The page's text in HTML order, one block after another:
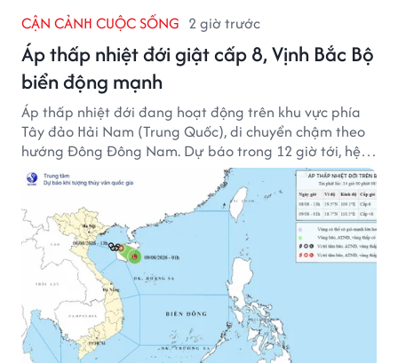
CẬN CẢNH CUỘC SỐNG 2 giờ trước
Áp thấp nhiệt đới giật cấp 8, Vịnh Bắc Bộ
biển động mạnh
Áp thấp nhiệt đới đang hoạt động trên khu vực phía
Tây đảo Hải Nam (Trung Quốc), di chuyển chậm theo
hướng Đông Đông Nam. Dự báo trong 12 giờ tới, hệ
thống này suy yếu dần thành vùng áp thấp.